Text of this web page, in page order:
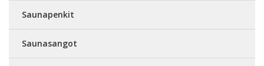
Saunapenkit
Saunasangot